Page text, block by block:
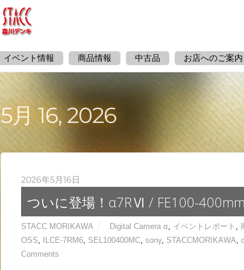
イベント情報 商品情報 中古品 お店へのご案内
5月 16, 2026
2026年5月16日
ついに登場！α7RⅥ / FE100-
STACC MORIKAWA Digital Camera α, イベントレポート ,
OSS, ILCE-7RM6, SEL100400MC, sony, STACCMORIKAWA,
Comments